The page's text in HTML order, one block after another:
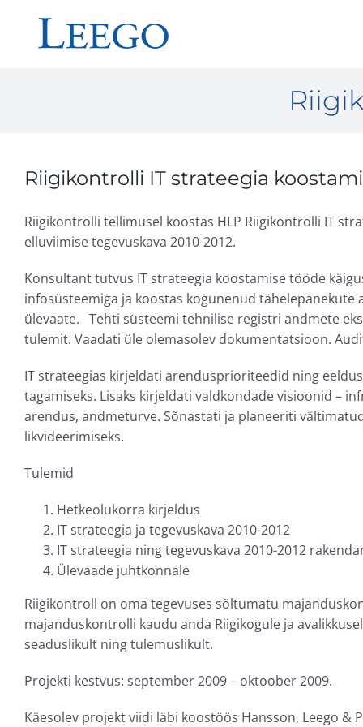
content
Riigikontrolli IT strateegia
Riigikontrolli tellimusel koostas HLP Riigikontrolli IT
elluviimise tegevuskava 2010-2012.
Konsultant tutvus IT strateegia koostamise tööde
infosüsteemiga ja koostas kogunenud tähelepanekute
ülevaate. Tehti süsteemi tehnilise registri andmete
tulemit. Vaadati üle olemasolev dokumentatsioon.
IT strateegias kirjeldati arendusprioriteedid ning
tagamiseks. Lisaks kirjeldati valdkondade visioonid –
arendus, andmeturve. Sõnastati ja planeeriti
likvideerimiseks.
Tulemid
Hetkeolukorra kirjeldus
IT strateegia ja tegevuskava 2010-2012
IT strateegia ning tegevuskava 2010-2012
Ülevaade juhtkonnale
Riigikontroll on oma tegevuses sõltumatu
majanduskontrolli kaudu anda Riigikogule ja
seaduslikult ning tulemuslikult.
Projekti kestvus: september 2009 – oktoober 2009.
Käesolev projekt viidi läbi koostöös Hansson, Leego &